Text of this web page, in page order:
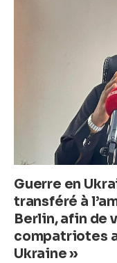
Guerre en
transféré à
Berlin, afin de
compatriotes
Ukraine »